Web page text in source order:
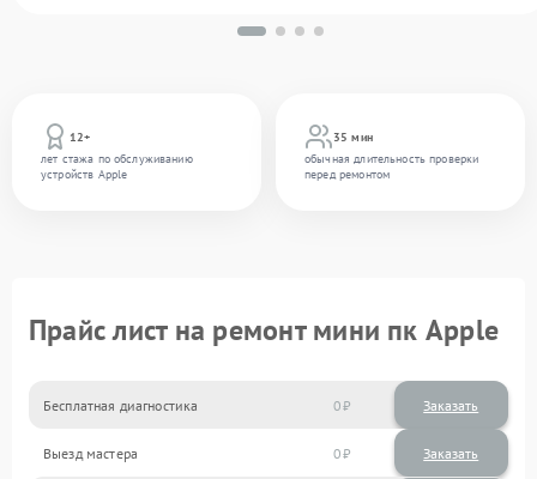
12+
лет стажа по обслуживанию
устройств Apple
35 мин
обычная длительность проверки
перед ремонтом
Прайс лист на ремонт мини пк Apple
Бесплатная диагностика 0 Заказать
Выезд мастера 0 Заказать